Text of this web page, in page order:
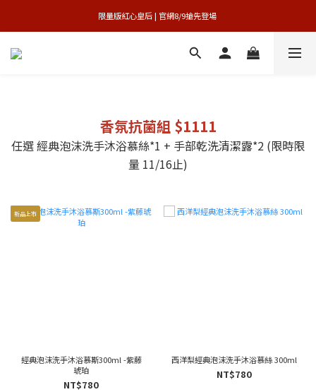
買1送1特賣會 | 台中大遠百店 / 南紡店
限量版紅心皇后 | 官網8/9搶先登場
買1送1特賣會 | 台中大遠百店 / 南紡店
香氛抗菌組 $1111
任選 經典泡沫洗手沐浴慕絲*1 + 手部乾洗清潔露*2 (限時限
量 11/16止)
新品上市
經典泡沫洗手沐浴慕斯300ml -紫藤
琥珀
NT$780
西洋梨經典泡沫洗手沐浴慕絲 300ml
NT$780